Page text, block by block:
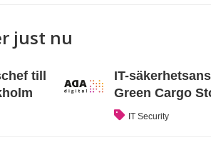
just nu
till
IT-
Green Cargo
IT Security